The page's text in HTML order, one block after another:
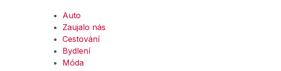
Auto
Zaujalo nás
Cestování
Bydlení
Móda